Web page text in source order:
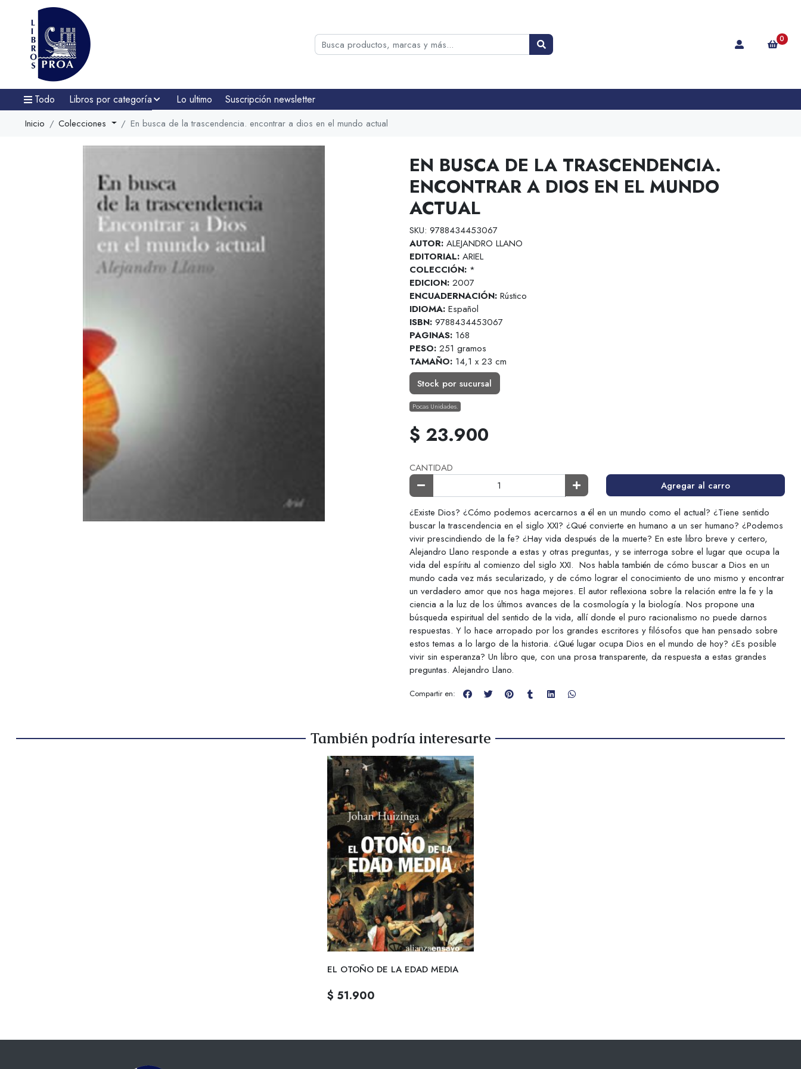
0
Todo Libros por categoría Lo ultimo Suscripción newsletter
Inicio Colecciones En busca de la trascendencia. encontrar a dios en el mundo actual
EN BUSCA DE LA TRASCENDENCIA.
ENCONTRAR A DIOS EN EL MUNDO
ACTUAL
SKU: 9788434453067
AUTOR: ALEJANDRO LLANO
EDITORIAL: ARIEL
COLECCIÓN: *
EDICION: 2007
ENCUADERNACIÓN: Rústico
IDIOMA: Español
ISBN: 9788434453067
PAGINAS: 168
PESO: 251 gramos
TAMAÑO: 14,1 x 23 cm
Stock por sucursal
Pocas Unidades.
$ 23.900
CANTIDAD
Agregar al carro
¿Existe Dios? ¿Cómo podemos acercarnos a él en un mundo como el actual? ¿Tiene sentido
buscar la trascendencia en el siglo XXI? ¿Qué convierte en humano a un ser humano? ¿Podemos
vivir prescindiendo de la fe? ¿Hay vida después de la muerte? En este libro breve y certero,
Alejandro Llano responde a estas y otras preguntas, y se interroga sobre el lugar que ocupa la
vida del espíritu al comienzo del siglo XXI. Nos habla también de cómo buscar a Dios en un
mundo cada vez más secularizado, y de cómo lograr el conocimiento de uno mismo y encontrar
un verdadero amor que nos haga mejores. El autor reflexiona sobre la relación entre la fe y la
ciencia a la luz de los últimos avances de la cosmología y la biología. Nos propone una
búsqueda espiritual del sentido de la vida, allí donde el puro racionalismo no puede darnos
respuestas. Y lo hace arropado por los grandes escritores y filósofos que han pensado sobre
estos temas a lo largo de la historia. ¿Qué lugar ocupa Dios en el mundo de hoy? ¿Es posible
vivir sin esperanza? Un libro que, con una prosa transparente, da respuesta a estas grandes
preguntas. Alejandro Llano.
Compartir en:
También podría interesarte
EL OTOÑO DE LA EDAD MEDIA
$ 51.900